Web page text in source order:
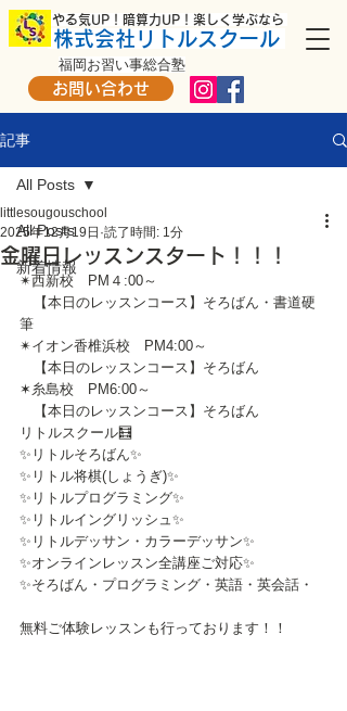
​ やる気UP！暗算力UP！楽しく学ぶなら
株式会社リトルスクール
お問い合わせ
福岡お習い事総合塾
記事
All Posts
新着情報
All Posts
金曜日レッスンスタート！！！
littlesougouschool
2025年12月19日 読了時間: 1分
✴西新校　PM４:00～
【本日のレッスンコース】そろばん・書道硬
筆
✴イオン香椎浜校　PM4:00～
【本日のレッスンコース】そろばん
✶糸島校　PM6:00～
【本日のレッスンコース】そろばん
リトルスクール🧮
✨リトルそろばん✨
✨リトル将棋(しょうぎ)✨
✨リトルプログラミング✨
✨リトルイングリッシュ✨
✨リトルデッサン・カラーデッサン✨
✨オンラインレッスン全講座ご対応✨
✨そろばん・プログラミング・英語・英会話・
無料ご体験レッスンも行っております！！